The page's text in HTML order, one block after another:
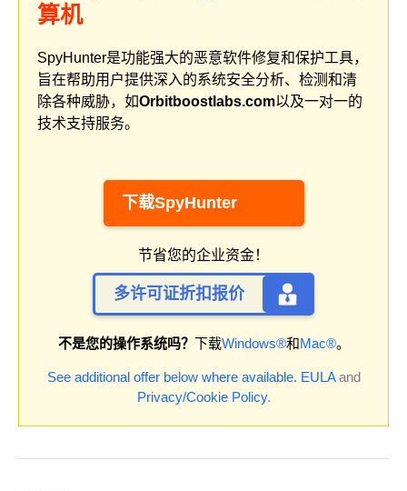
算机
SpyHunter是功能强大的恶意软件修复和保护工具，
旨在帮助用户提供深入的系统安全分析、检测和清
除各种威胁，如Orbitboostlabs.com以及一对一的
技术支持服务。
下载SpyHunter
节省您的企业资金！
多许可证折扣报价
不是您的操作系统吗？ 下载Windows®和Mac®。
See additional offer below where available. EULAand
Privacy/Cookie Policy.